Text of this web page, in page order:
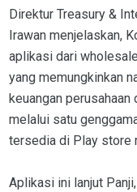
Direktur Treasury &
Irawan menjelaskan,
aplikasi dari
yang memungkinkan
keuangan
melalui satu
tersedia di Play store
Aplikasi ini lanjut